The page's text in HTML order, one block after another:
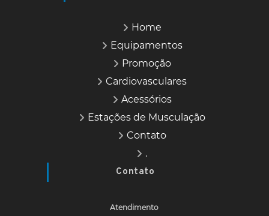
Home
Equipamentos
Promoção
Cardiovasculares
Acessórios
Estações de Musculação
Contato
.
Contato
Atendimento